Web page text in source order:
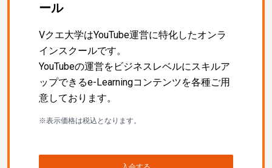
ール
Vクエ大学はYouTube運営に特化したオンラ
インスクールです。
YouTubeの運営をビジネスレベルにスキルア
ップできるe-Learningコンテンツを各種ご用
意しております。
※表示価格は税込となります。